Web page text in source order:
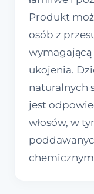
Produkt
osób z
ukojenia.
naturalnych
jest
włosów, w